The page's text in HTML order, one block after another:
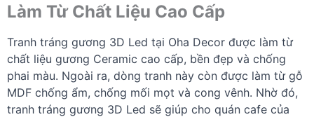
Làm Từ Chất Liệu Cao Cấp
Tranh tráng gương 3D Led tại Oha Decor được làm từ
chất liệu gương Ceramic cao cấp, bền đẹp và chống
phai màu. Ngoài ra, dòng tranh này còn được làm từ gỗ
MDF chống ẩm, chống mối mọt và cong vênh. Nhờ đó,
tranh tráng gương 3D Led sẽ giúp cho quán cafe của